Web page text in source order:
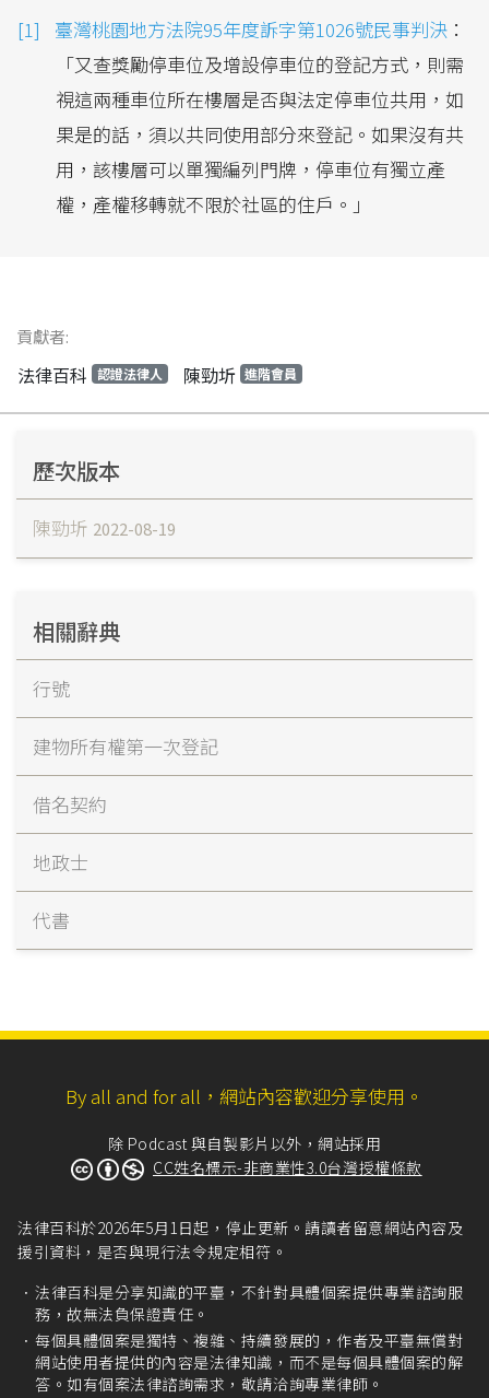
臺灣桃園地方法院95年度訴字第1026號民事判決 ：
「又查獎勵停車位及增設停車位的登記方式，則需
視這兩種車位所在樓層是否與法定停車位共用，如
果是的話，須以共同使用部分來登記。如果沒有共
用，該樓層可以單獨編列門牌，停車位有獨立產
權，產權移轉就不限於社區的住戶。」
貢獻者:
法律百科 認證法律人 陳勁圻 進階會員
歷次版本
陳勁圻 2022-08-19
相關辭典
行號
建物所有權第一次登記
借名契約
地政士
代書
By all and for all，網站內容歡迎分享使用。
除 Podcast 與自製影片以外，網站採用
CC姓名標示-非商業性3.0台灣授權條款
法律百科於2026年5月1日起，停止更新。請讀者留意網站內容及
援引資料，是否與現行法令規定相符。
法律百科是分享知識的平臺，不針對具體個案提供專業諮詢服
務，故無法負保證責任。
每個具體個案是獨特、複雜、持續發展的，作者及平臺無償對
網站使用者提供的內容是法律知識，而不是每個具體個案的解
答。如有個案法律諮詢需求，敬請洽詢專業律師。